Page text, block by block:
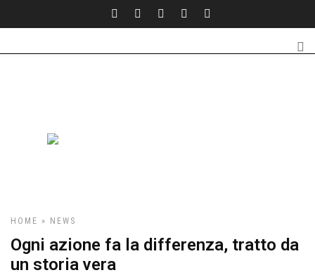
HOME » NEWS
Ogni azione fa la differenza, tratto da
un storia vera